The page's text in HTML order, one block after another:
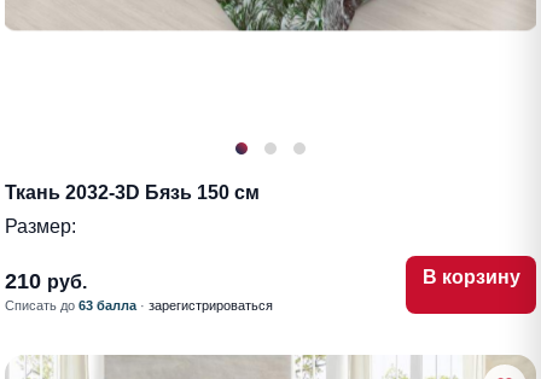
Ткань 2032-3D Бязь 150 см
Размер:
210 руб.
Списать до 63 балла · зарегистрироваться
В корзину